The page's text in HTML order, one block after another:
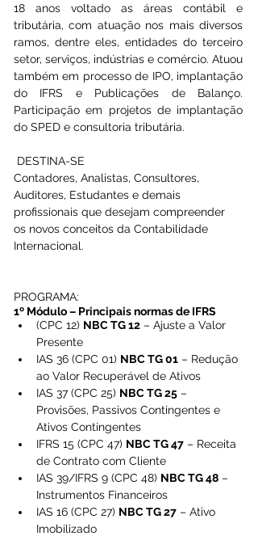
18 anos voltado as áreas contábil e
tributária, com atuação nos mais diversos
ramos, dentre eles, entidades do terceiro
setor, serviços, indústrias e comércio. Atuou
também em processo de IPO, implantação
do IFRS e Publicações de Balanço.
Participação em projetos de implantação
do SPED e consultoria tributária.
DESTINA-SE
Contadores, Analistas, Consultores,
Auditores, Estudantes e demais
profissionais que desejam compreender
os novos conceitos da Contabilidade
Internacional.
PROGRAMA:
1º Módulo – Principais normas de IFRS
(CPC 12) NBC TG 12 – Ajuste a Valor
Presente
IAS 36 (CPC 01) NBC TG 01 – Redução
ao Valor Recuperável de Ativos
IAS 37 (CPC 25) NBC TG 25 –
Provisões, Passivos Contingentes e
Ativos Contingentes
IFRS 15 (CPC 47) NBC TG 47 – Receita
de Contrato com Cliente
IAS 39/IFRS 9 (CPC 48) NBC TG 48 –
Instrumentos Financeiros
IAS 16 (CPC 27) NBC TG 27 – Ativo
Imobilizado